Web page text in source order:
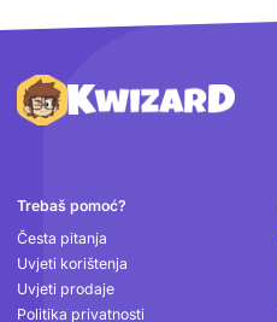
Podnožje
Trebaš pomoć?
Česta pitanja
Uvjeti korištenja
Uvjeti prodaje
Politika privatnosti